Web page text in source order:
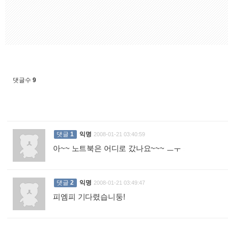
댓글수 9
댓글 1 익명 2008-01-21 03:40:59
아~~ 노트북은 어디로 갔나요~~~ ㅡㅜ
댓글 2 익명 2008-01-21 03:49:47
피엠피 기다렸습니둥!